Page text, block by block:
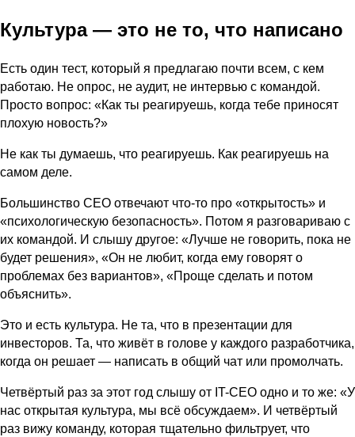
Культура — это не то, что написано
Есть один тест, который я предлагаю почти всем, с кем
работаю. Не опрос, не аудит, не интервью с командой.
Просто вопрос: «Как ты реагируешь, когда тебе приносят
плохую новость?»
Не как ты думаешь, что реагируешь. Как реагируешь на
самом деле.
Большинство CEO отвечают что-то про «открытость» и
«психологическую безопасность». Потом я разговариваю с
их командой. И слышу другое: «Лучше не говорить, пока не
будет решения», «Он не любит, когда ему говорят о
проблемах без вариантов», «Проще сделать и потом
объяснить».
Это и есть культура. Не та, что в презентации для
инвесторов. Та, что живёт в голове у каждого разработчика,
когда он решает — написать в общий чат или промолчать.
Четвёртый раз за этот год слышу от IT-CEO одно и то же: «У
нас открытая культура, мы всё обсуждаем». И четвёртый
раз вижу команду, которая тщательно фильтрует, что